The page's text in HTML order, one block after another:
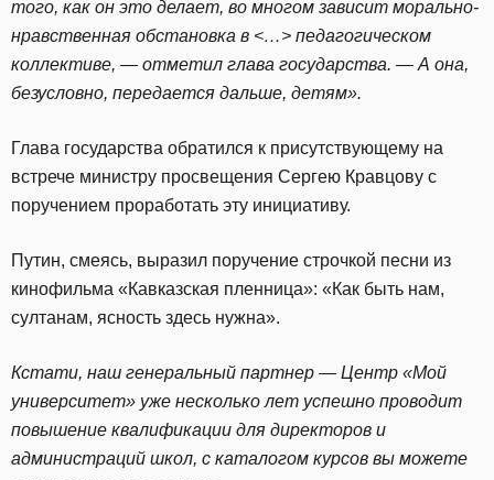
того, как он это делает, во многом зависит морально-
нравственная обстановка в <…> педагогическом
коллективе, — отметил глава государства. — А она,
безусловно, передается дальше, детям».
Глава государства обратился к присутствующему на
встрече министру просвещения Сергею Кравцову с
поручением проработать эту инициативу.
Путин, смеясь, выразил поручение строчкой песни из
кинофильма «Кавказская пленница»: «Как быть нам,
султанам, ясность здесь нужна».
Кстати, наш генеральный партнер — Центр «Мой
университет» уже несколько лет успешно проводит
повышение квалификации для директоров и
администраций школ, с каталогом курсов вы можете